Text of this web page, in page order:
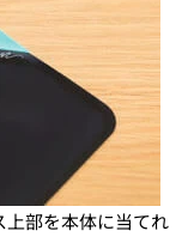
部を本体に当てれ